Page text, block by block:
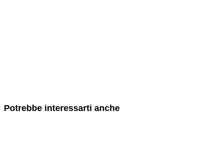
Potrebbe interessarti anche